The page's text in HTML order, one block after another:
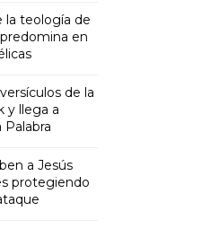
la teología de
en
de la
y llega a
a Jesús
protegiendo